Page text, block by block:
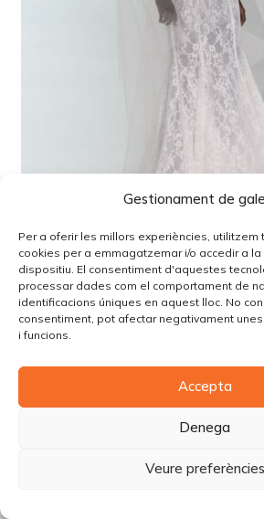
Gestionament de
Per a oferir les millors experiències, utilitzem
cookies per a emmagatzemar i/o accedir a
dispositiu. El consentiment d'aquestes
processar dades com el comportament de
identificacions úniques en aquest lloc. No
consentiment, pot afectar negativament
i funcions.
Accepta
Denega
Veure preferències
© Copyright Piùbella Models Agency
Política de privacitat|Política de
Carrer Tomàs Carreras Artau, nº 9